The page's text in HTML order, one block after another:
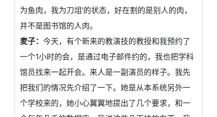
为鱼肉，我为刀俎’的状态，好在割的是别人的肉，
并不是图书馆的人肉。
麦子： 今天，有个新来的教演技的教授和我预约了
一个1小时的会，是通过电子邮件约的，我也把学科
馆员找来一起开会。来人是一副演员的样子。我先
把我们的情况先介绍了一下。她是从本系统另外一
个学校来的，她小心翼翼地提出了几个要求，和一